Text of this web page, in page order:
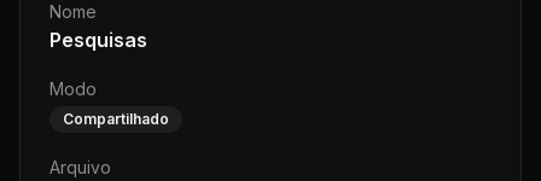
Nome
Pesquisas
Modo
Compartilhado
Arquivo